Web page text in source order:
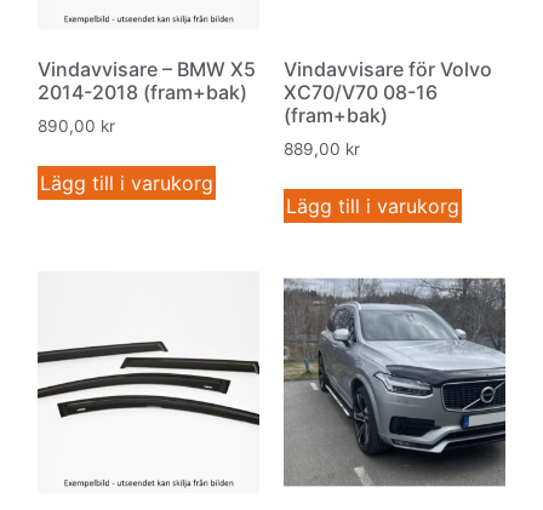
Vindavvisare – BMW X5
2014-2018 (fram+bak)
890,00 kr
Lägg till i varukorg
Vindavvisare för Volvo
XC70/V70 08-16
(fram+bak)
889,00 kr
Lägg till i varukorg